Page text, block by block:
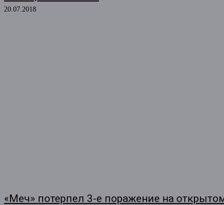
20.07.2018
«Меч» потерпел 3-е поражение на